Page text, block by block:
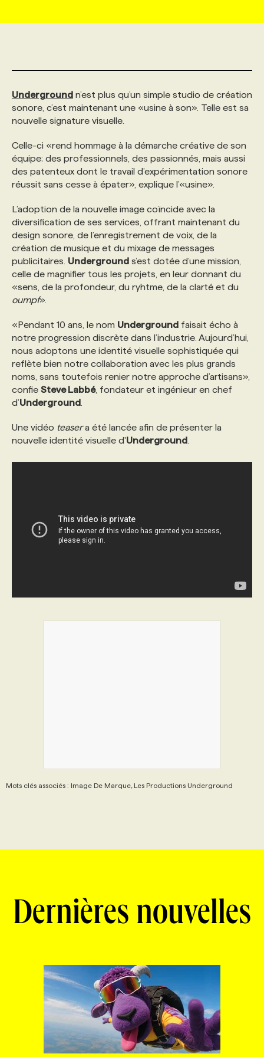
AFFAIRES DE L'INDUSTRIE
INITIATIVES NUMÉRIQUES
PRIX ET DISTINCTIONS
TENDANCES
WEB & MÉDIAS SOCIAUX
MARKETING DURABLE
GEO/SEO
ÉVÉNEMENTIEL
NOS AUTEUR‧RICES
INFOLETTRE PUBLICITÉ
ANNONCEZ AVEC NOUS
CONSULTER LA CVTHÈQUE
PROFIL ENTREPRISE
FAQ
ANNONCEZ AVEC NOUS
VOIR LES OFFRES
PROFIL CANDIDAT
FAQ
ANNONCEZ AVEC NOUS
NOS FORMATIONS EN LIGNE
NOS PARCOURS DE FORMATIONS
FORMATIONS PERSONNALISÉES
NOS FORMATEUR‧RICES
POURQUOI CHOISIR NOS FORMATIONS
NOS TARIFS
PROGRAMMES DE SUBVENTIONS
FAQ
ANNONCEZ AVEC NOUS
CHASSE DE TÊTE
SERVICE DE CHASSE DE TÊTE
NOS TARIFS
NOS EXPERTISES
FAQ
ANNONCEZ AVEC NOUS
Underground n’est plus qu’un simple studio de création
sonore, c’est maintenant une «usine à son». Telle est sa
nouvelle signature visuelle.
Celle-ci «rend hommage à la démarche créative de son
équipe; des professionnels, des passionnés, mais aussi
des patenteux dont le travail d’expérimentation sonore
réussit sans cesse à épater», explique l’«usine».
L’adoption de la nouvelle image coïncide avec la
diversification de ses services, offrant maintenant du
design sonore, de l’enregistrement de voix, de la
création de musique et du mixage de messages
publicitaires. Underground s’est dotée d’une mission,
celle de magnifier tous les projets, en leur donnant du
«sens, de la profondeur, du ryhtme, de la clarté et du
oumpf».
«Pendant 10 ans, le nom Underground faisait écho à
notre progression discrète dans l’industrie. Aujourd’hui,
nous adoptons une identité visuelle sophistiquée qui
reflète bien notre collaboration avec les plus grands
noms, sans toutefois renier notre approche d’artisans»,
confie Steve Labbé, fondateur et ingénieur en chef
d’Underground
Une vidéo teasera été lancée afin de présenter la
nouvelle identité visuelle d'Underground
Mots clés associés : Image De Marque, Les Productions Underground
Dernières nouvelles